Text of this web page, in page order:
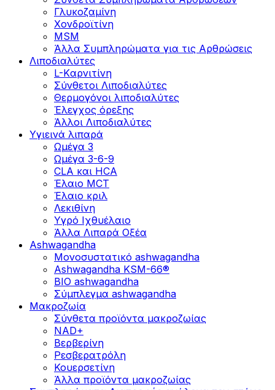
Γλυκοζαμίνη
Χονδροϊτίνη
MSM
Άλλα Συμπληρώματα για τις Αρθρώσεις
Λιποδιαλύτες
L-Kαρνιτίνη
Σύνθετοι Λιποδιαλύτες
Θερμογόνοι λιποδιαλύτες
Έλεγχος όρεξης
Άλλοι Λιποδιαλύτες
Υγιεινά λιπαρά
Ωμέγα 3
Ωμέγα 3-6-9
CLA και HCA
Έλαιο MCT
Έλαιο κριλ
Λεκιθίνη
Υγρό Ιχθυέλαιο
Άλλα Λιπαρά Οξέα
Ashwagandha
Μονοσυστατικό ashwagandha
Ashwagandha KSM-66®
BIO ashwagandha
Σύμπλεγμα ashwagandha
Μακροζωία
Σύνθετα προϊόντα μακροζωίας
NAD+
Βερβερίνη
Ρεσβερατρόλη
Κουερσετίνη
Άλλα προϊόντα μακροζωίας